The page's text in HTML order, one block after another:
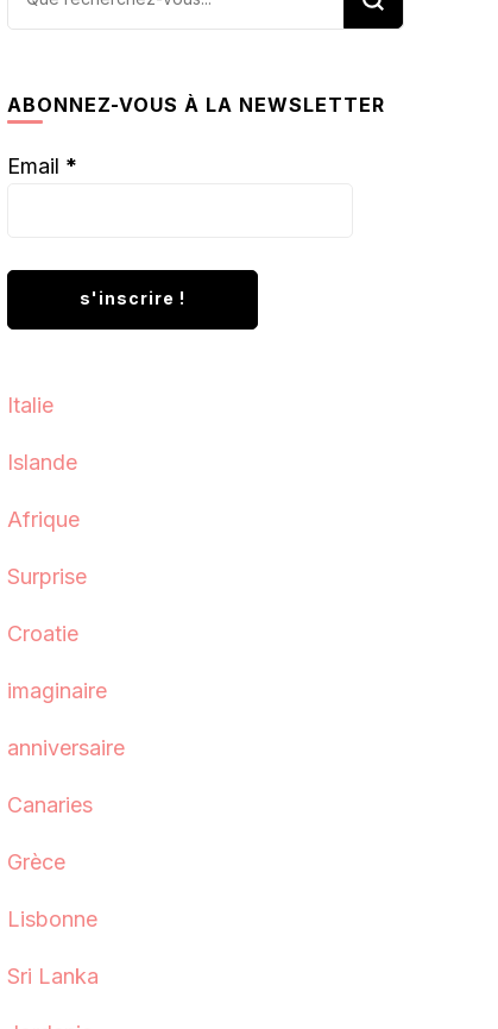
ABONNEZ-VOUS À LA NEWSLETTER
Email *
Italie
Islande
Afrique
Surprise
Croatie
imaginaire
anniversaire
Canaries
Grèce
Lisbonne
Sri Lanka